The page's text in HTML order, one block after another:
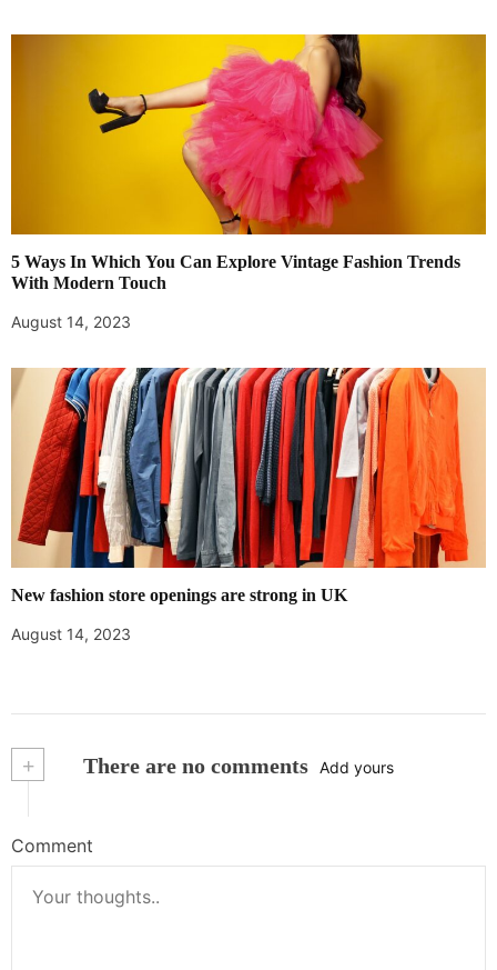
5 Ways In Which You Can Explore Vintage Fashion Trends
With Modern Touch
August 14, 2023
New fashion store openings are strong in UK
August 14, 2023
+ There are no comments Add yours
Comment